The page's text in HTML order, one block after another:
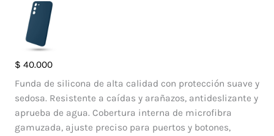
$ 40.000
Funda de silicona de alta calidad con protección suave y
sedosa. Resistente a caídas y arañazos, antideslizante y
aprueba de agua. Cobertura interna de microfibra
gamuzada, ajuste preciso para puertos y botones,
Case
Silicone
Samsung
Galaxy
A54